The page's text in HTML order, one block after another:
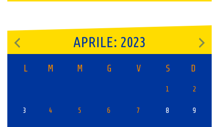
APRILE: 2023
L M M G V S D
1 2
3 4 5 6 7 8 9